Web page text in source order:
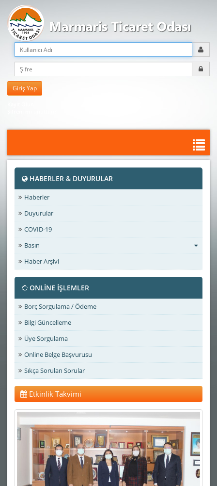
HABERLER & DUYURULAR
Haberler
Duyurular
COVID-19
Basın
Haber Arşivi
ONLİNE İŞLEMLER
Borç Sorgulama / Ödeme
Bilgi Güncelleme
Üye Sorgulama
Online Belge Başvurusu
Sıkça Sorulan Sorular
Etkinlik Takvimi